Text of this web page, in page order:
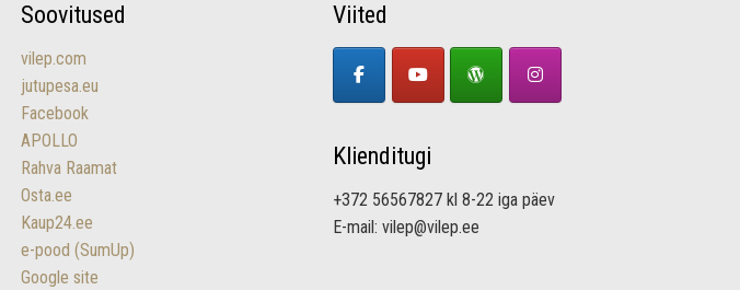
Soovitused
vilep.com
jutupesa.eu
Facebook
APOLLO
Rahva Raamat
Osta.ee
Kaup24.ee
e-pood (SumUp)
Google site
Viited
Klienditugi
+372 56567827 kl 8-22 iga päev
E-mail: vilep@vilep.ee